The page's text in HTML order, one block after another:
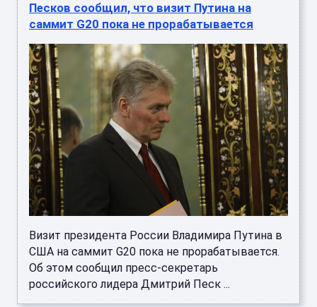
Песков сообщил, что визит Путина на
саммит G20 пока не прорабатывается
Визит президента России Владимира Путина в
США на саммит G20 пока не прорабатывается.
Об этом сообщил пресс-секретарь
российского лидера Дмитрий Песк ...